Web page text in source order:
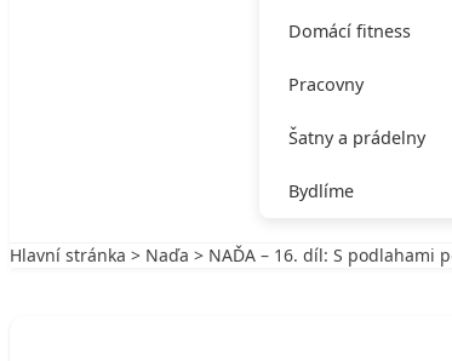
Domácí fitness
Pracovny
Šatny a prádelny
Bydlíme
Hlavní stránka > Naďa > NAĎA – 16. díl: S podlahami